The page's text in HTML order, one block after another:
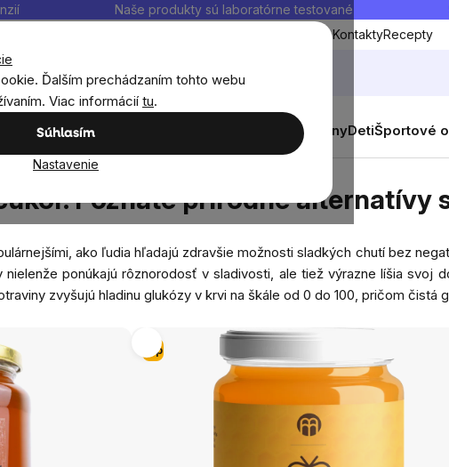
Ďalším prechádzaním tohto webu
Viac informácií tu.
Súhlasím
Nastavenie
Naše produkty sú laboratórne testované
Doprava a platbaKontaktyRecepty
Hľadať
Výživové doplnky Muži ŽenyDetiŠportové
cukor. Poznáte prírodné alternatívy sladidiel?
Poznáte prírodné alternatívy
ako ľudia hľadajú zdravšie možnosti sladkých chutí bez
ponúkajú rôznorodosť v sladivosti, ale tiež výrazne líšia svoj
zvyšujú hladinu glukózy v krvi na škále od 0 do 100, pričom čistá
Tip